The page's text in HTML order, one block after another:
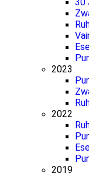
2023
2022
2019